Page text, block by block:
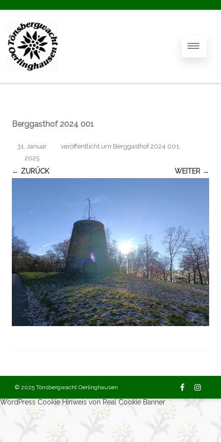
Berggasthof 2024 001
veröffentlicht
31. Januar
2025
um Berggasthof 2024 001.
← ZURÜCK WEITER →
© 2025 Tönsbergwacht Oerlinghausen
WordPress Cookie Hinweis von Real Cookie Banner